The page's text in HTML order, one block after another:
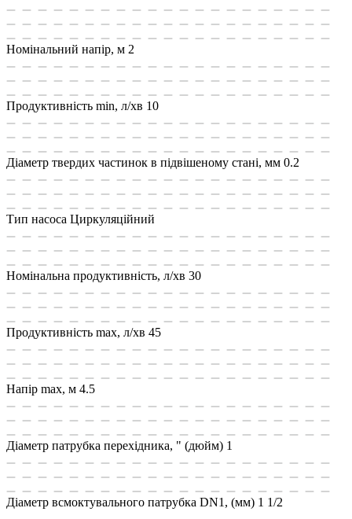
Номінальний напір, м 2
Продуктивність min, л/хв 10
Діаметр твердих частинок в підвішеному стані, мм 0.2
Тип насоса Циркуляційний
Номінальна продуктивність, л/хв 30
Продуктивність max, л/хв 45
Напір max, м 4.5
Діаметр патрубка перехідника, " (дюйм) 1
Діаметр всмоктувального патрубка DN1, (мм) 1 1/2